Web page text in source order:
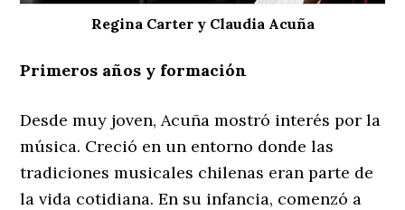
Regina Carter y Claudia Acuña
Primeros años y formación
Desde muy joven, Acuña mostró interés por la
música. Creció en un entorno donde las
tradiciones musicales chilenas eran parte de
la vida cotidiana. En su infancia, comenzó a